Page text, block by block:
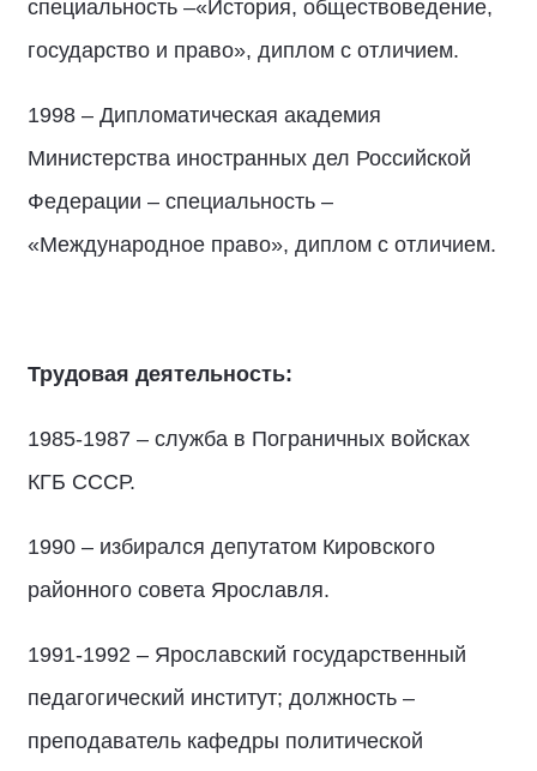
специальность –«История, обществоведение,
государство и право», диплом с отличием.
1998 – Дипломатическая академия
Министерства иностранных дел Российской
Федерации – специальность –
«Международное право», диплом с отличием.
Трудовая деятельность:
1985-1987 – служба в Пограничных войсках
КГБ СССР.
1990 – избирался депутатом Кировского
районного совета Ярославля.
1991-1992 – Ярославский государственный
педагогический институт; должность –
преподаватель кафедры политической